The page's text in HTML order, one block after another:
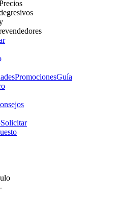
PromocionesGuía
Solicitar